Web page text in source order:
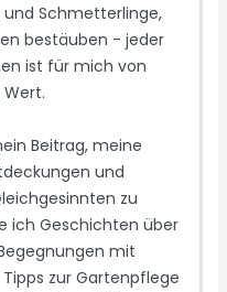
und Schmetterlinge,
bestäuben - jeder
ist für mich von
Beitrag, meine
und
zu
ich Geschichten über
mit
zur Gartenpflege